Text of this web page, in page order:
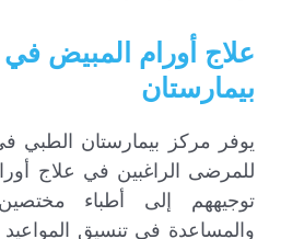
علاج أورام المبيض في
بيمارستان
يوفر مركز بيمارستان الطبي
للمرضى الراغبين في علاج
توجيههم إلى أطباء
والمساعدة في تنسيق